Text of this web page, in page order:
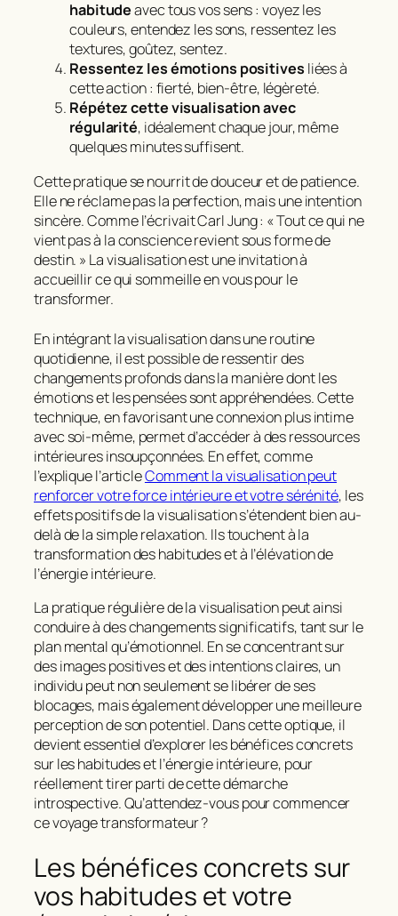
habitudeavec tous vos sens : voyez les
couleurs, entendez les sons, ressentez les
textures, goûtez, sentez.
Ressentez les émotions positives liées à
cette action : fierté, bien-être, légèreté.
Répétez cette visualisation avec
régularité, idéalement chaque jour, même
quelques minutes suffisent.
Cette pratique se nourrit de douceur et de patience.
Elle ne réclame pas la perfection, mais une intention
sincère. Comme l’écrivait Carl Jung : «Tout ce qui ne
vient pas à la conscience revient sous forme de
destin. » La visualisation est une invitation à
accueillir ce qui sommeille en vous pour le
transformer.
En intégrant la visualisation dans une routine
quotidienne, il est possible de ressentir des
changements profonds dans la manière dont les
émotions et les pensées sont appréhendées. Cette
technique, en favorisant une connexion plus intime
avec soi-même, permet d’accéder à des ressources
intérieures insoupçonnées. En effet, comme
l’explique l’articleComment la visualisation peut
renforcer votre force intérieure et votre sérénité, les
effets positifs de la visualisation s’étendent bien au-
delà de la simple relaxation. Ils touchent à la
transformation des habitudes et à l’élévation de
l’énergie intérieure.
La pratique régulière de la visualisation peut ainsi
conduire à des changements significatifs, tant sur le
plan mental qu’émotionnel. En se concentrant sur
des images positives et des intentions claires, un
individu peut non seulement se libérer de ses
blocages, mais également développer une meilleure
perception de son potentiel. Dans cette optique, il
devient essentiel d’explorer les bénéfices concrets
sur les habitudes et l’énergie intérieure, pour
réellement tirer parti de cette démarche
introspective. Qu’attendez-vous pour commencer
ce voyage transformateur ?
Les bénéfices concrets sur
vos habitudes et votre